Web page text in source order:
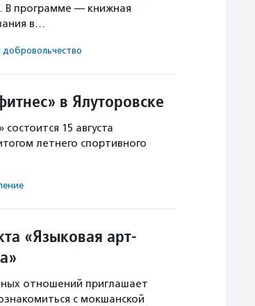
В программе — книжная
в…
доброволь­чест­во
в Ялуторовске
15 августа
летнего спортивного
«Языковая арт-
отношений приглашает
с мокшанской